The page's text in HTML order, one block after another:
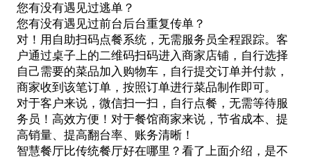
您有没有遇见过逃单？
您有没有遇见过前台后台重复传单？
对！用自助扫码点餐系统，无需服务员全程跟踪。客
户通过桌子上的二维码扫码进入商家店铺，自行选择
自己需要的菜品加入购物车，自行提交订单并付款，
商家收到该笔订单，按照订单进行菜品制作即可。
对于客户来说，微信扫一扫，自行点餐，无需等待服
务员！高效方便！对于餐馆商家来说，节省成本、提
高销量、提高翻台率、账务清晰！
智慧餐厅比传统餐厅好在哪里？看了上面介绍，是不